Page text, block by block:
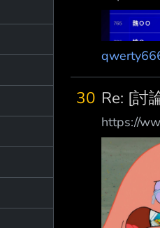
30 Re: [討
https://